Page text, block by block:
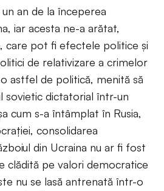
an de la începerea
iar acesta ne-a arătat,
care pot fi efectele politice și
de relativizare a crimelor
astfel de politică, menită să
dictatorial într-un
cum s-a întâmplat în Rusia,
consolidarea
din Ucraina nu ar fi fost
clădită pe valori democratice
nu se lasă antrenată într-o